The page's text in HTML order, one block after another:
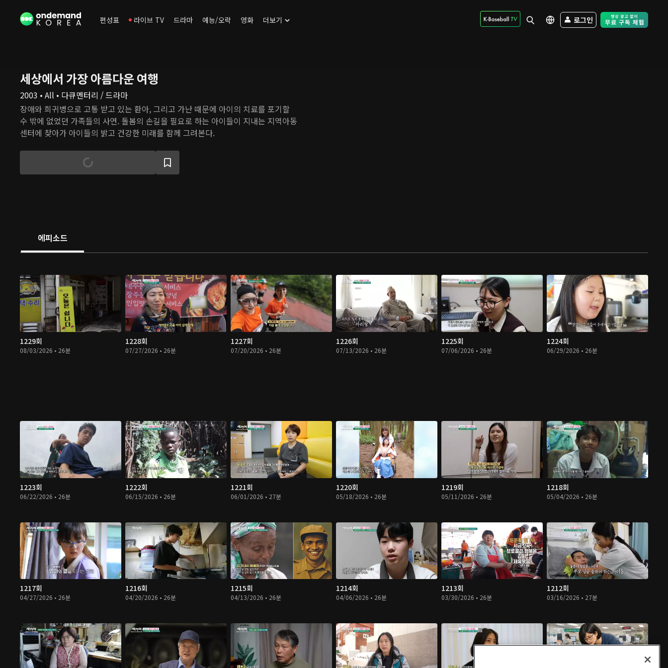
편성표 라이브 TV 드라마 예능/오락 영화 더보기 로그인 Free Trial -
세상에서 가장 아름다운 여행
2003 • All • 다큐멘터리 / 드라마
장애와 희귀병으로 고통 받고 있는 환아, 그리고 가난 때문에 아이의 치료를 포기할
수 밖에 없었던 가족들의 사연. 돌봄의 손길을 필요로 하는 아이들이 지내는 지역아동
센터에 찾아가 아이들의 밝고 건강한 미래를 함께 그려본다.
에피소드
1229회
08/03/2026 • 26분
1228회
07/27/2026 • 26분
1227회
07/20/2026 • 26분
1226회
07/13/2026 • 26분
1225회
07/06/2026 • 26분
1224회
06/29/2026 • 26분
1223회
06/22/2026 • 26분
1222회
06/15/2026 • 26분
1221회
06/01/2026 • 27분
1220회
05/18/2026 • 26분
1219회
05/11/2026 • 26분
1218회
05/04/2026 • 26분
1217회
04/27/2026 • 26분
1216회
04/20/2026 • 26분
1215회
04/13/2026 • 26분
1214회
04/06/2026 • 26분
1213회
03/30/2026 • 26분
1212회
03/16/2026 • 27분